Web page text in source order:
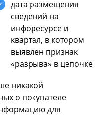
дата размещения
сведений на
инфоресурсе и
квартал, в котором
выявлен признак
«разрыва» в цепочке
никакой
о покупателе
для